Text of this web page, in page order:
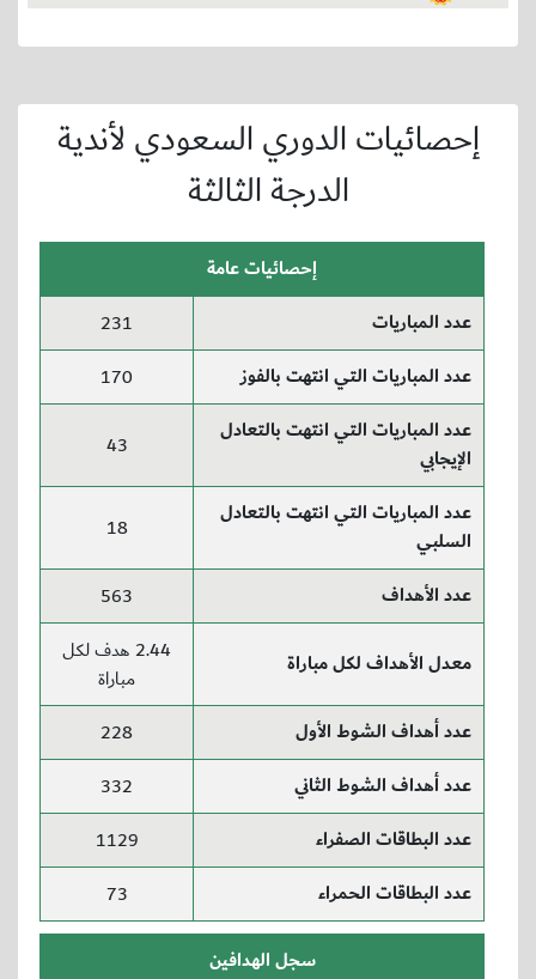
إحصائيات الدوري السعودي لأندية
الدرجة الثالثة
إحصائيات عامة
عدد المباريات
231
عدد المباريات التي انتهت بالفوز 170
عدد المباريات التي انتهت بالتعادل
الإيجابي
43
عدد المباريات التي انتهت بالتعادل
السلبي
18
عدد الأهداف 563
معدل الأهداف لكل مباراة
2.44 هدف لكل
مباراة
عدد أهداف الشوط الأول 228
عدد أهداف الشوط الثاني 332
عدد البطاقات الصفراء 1129
عدد البطاقات الحمراء 73
سجل الهدافين